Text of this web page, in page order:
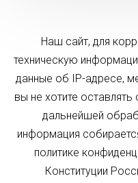
Наш сайт, для
техническую
данные об IP-адресе,
вы не хотите
дальнейшей
информация
политике
Конституции